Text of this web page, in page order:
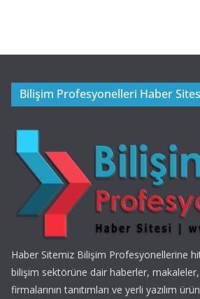
Bilişim Profesyonelleri Haber
Haber Sitemiz Bilişim Profesyonellerine
bilişim sektörüne dair haberler,
firmalarının tanıtımları ve yerli yazılım